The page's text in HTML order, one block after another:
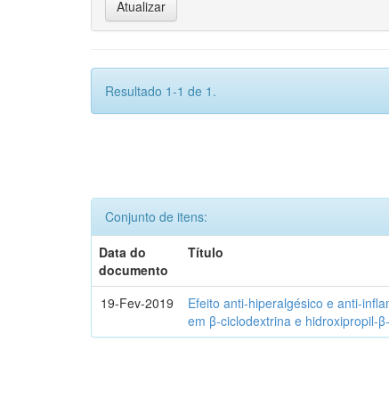
Resultado 1-1 de 1.
Conjunto de itens:
Data do
documento
Título
19-Fev-2019
Efeito anti-hiperalgésico e anti-
em β-ciclodextrina e hidroxipropil-